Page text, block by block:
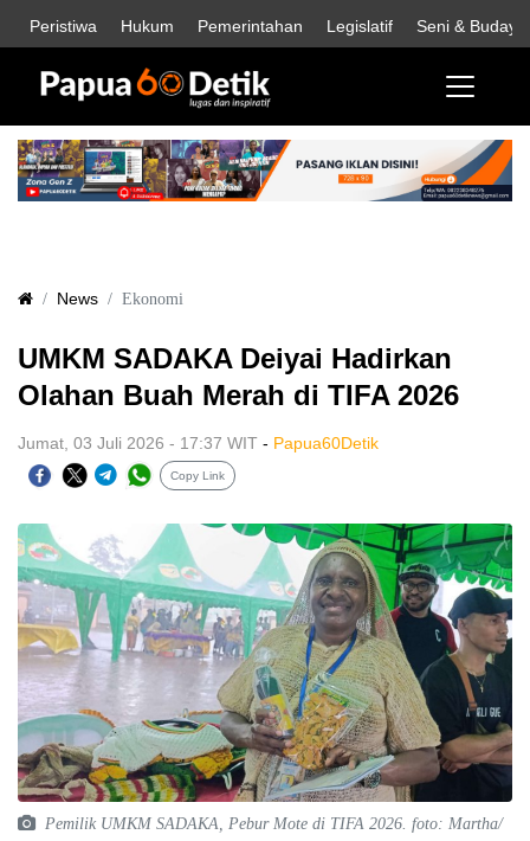
Peristiwa Hukum Pemerintahan Legislatif Seni & Budaya
News Ekonomi
UMKM SADAKA Deiyai Hadirkan
Olahan Buah Merah di TIFA 2026
Jumat, 03 Juli 2026 - 17:37 WIT - Papua60Detik
Copy Link
Pemilik UMKM SADAKA, Pebur Mote di TIFA 2026. foto: Martha/